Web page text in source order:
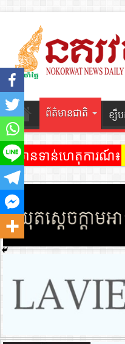
ព័ត៌មានជាតិ ខ្សឹ
ព័ត៌មានទាន់ហេតុការណ៍៖